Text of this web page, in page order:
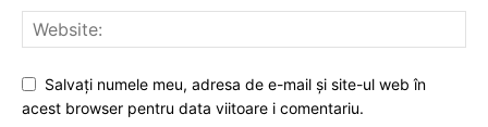
Salvați numele meu, adresa de e-mail și site-ul web în
acest browser pentru data viitoare i comentariu.